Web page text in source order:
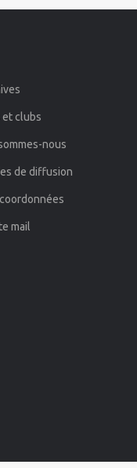
et clubs
nous
de diffusion
mail